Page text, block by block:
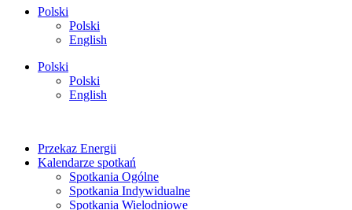
Polski
Polski
English
Polski
Polski
English
Przekaz Energii
Kalendarze spotkań
Spotkania Ogólne
Spotkania Indywidualne
Spotkania Wielodniowe